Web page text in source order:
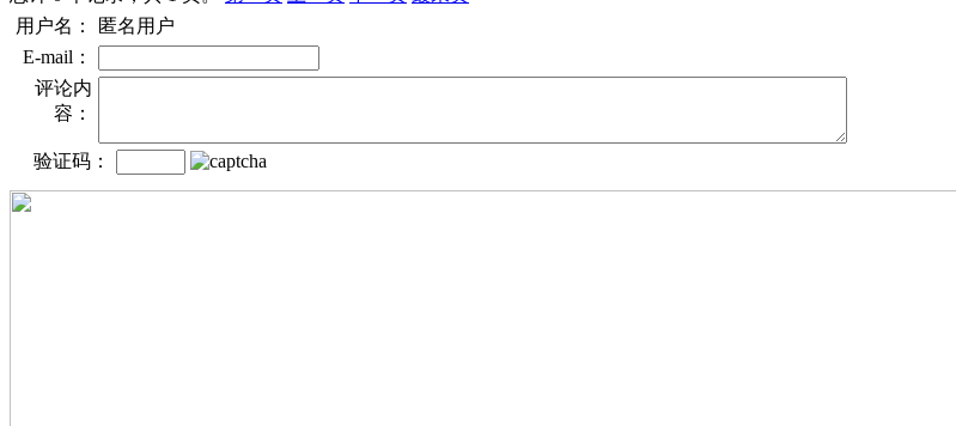
用户名：
匿名用户
E-mail：
评论内
容：
验证码：